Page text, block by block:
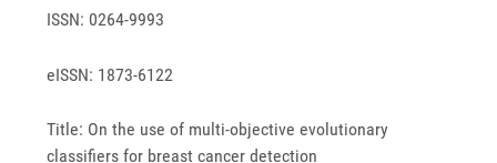
ISSN: 0264-9993
eISSN: 1873-6122
Title: On the use of multi-objective evolutionary
classifiers for breast cancer detection